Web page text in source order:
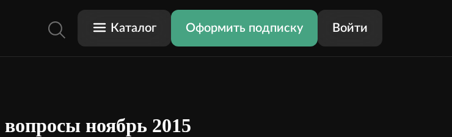
Каталог Оформить подписку Войти
ноябрь 2015